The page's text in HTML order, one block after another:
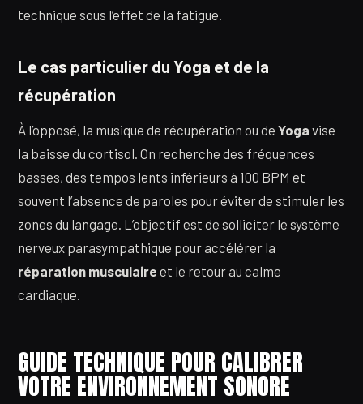
technique sous l’effet de la fatigue.
Le cas particulier du Yoga et de la
récupération
À l’opposé, la musique de récupération ou de Yoga vise
la baisse du cortisol. On recherche des fréquences
basses, des tempos lents inférieurs à 100 BPM et
souvent l’absence de paroles pour éviter de stimuler les
zones du langage. L’objectif est de solliciter le système
nerveux parasympathique pour accélérer la
réparation musculaire et le retour au calme
cardiaque.
GUIDE TECHNIQUE POUR CALIBRER
VOTRE ENVIRONNEMENT SONORE